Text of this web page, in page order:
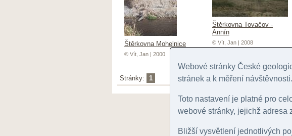
Štěrkovna Mohelnice
© Vít, Jan | 2000
Štěrkovna Tovačov -
Annín
© Vít, Jan | 2008
Stránky: 1
Webové stránky České
stránek a k měření návštěvnosti.
Toto nastavení je platné pro
webové stránky, jejichž adresa
Bližší vysvětlení jednotlivých